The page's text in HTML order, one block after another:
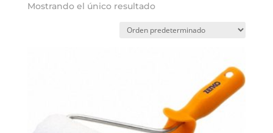
Mostrando el único resultado